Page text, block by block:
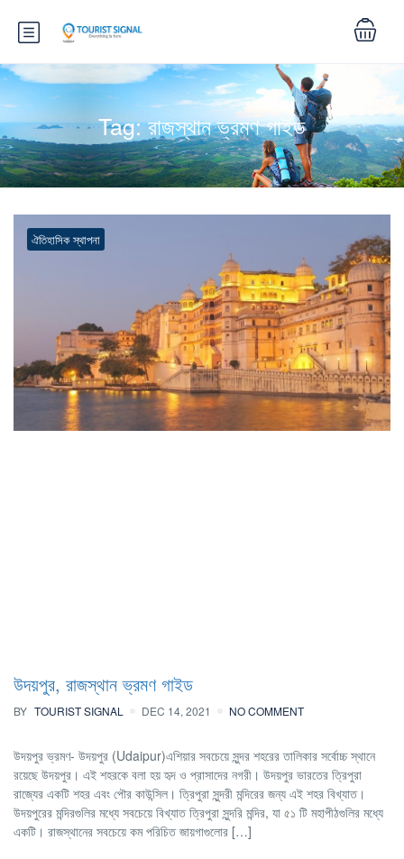
Tag:রাজস্থান ভ্রমণ গাইড
ঐতিহাসিক স্থাপনা
উদয়পুর, রাজস্থান ভ্রমণ গাইড
BY TOURIST SIGNAL DEC 14, 2021 NO COMMENT
উদয়পুর ভ্রমণ- উদয়পুর (Udaipur)এশিয়ার সবচেয়ে সুন্দর শহরের তালিকার সর্বোচ্চ স্থানে
রয়েছে উদয়পুর। এই শহরকে বলা হয় হৃদ ও প্রাসাদের নগরী। উদয়পুর ভারতের ত্রিপুরা
রাজ্যের একটি শহর এবং পৌর কাউন্সিল। ত্রিপুরা সুন্দরী মন্দিরের জন্য এই শহর বিখ্যাত।
উদয়পুরের মন্দিরগুলির মধ্যে সবচেয়ে বিখ্যাত ত্রিপুরা সুন্দরি মন্দির, যা ৫১ টি মহাপীঠগুলির মধ্যে
একটি। রাজস্থানের সবচেয়ে কম পরিচিত জায়গাগুলোর […]